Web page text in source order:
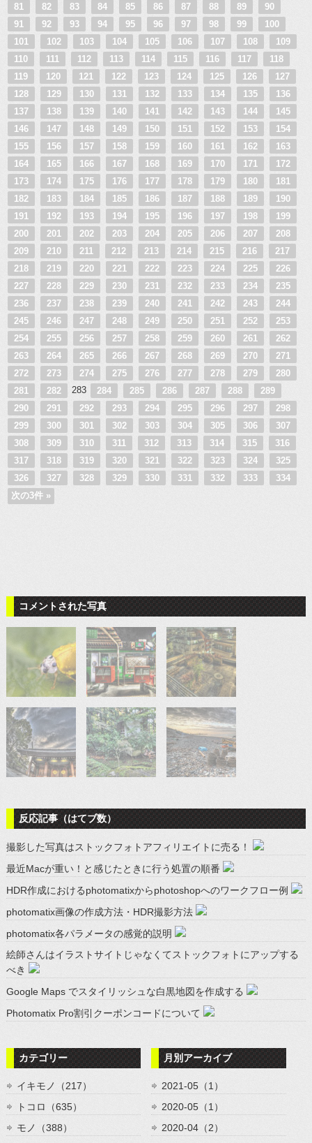
81
82 83 84 85 86 87 88 89
90
91
92 93 94 95 96 97 98 99
100
101
102 103 104 105 106 107 108
109
110
111 112 113 114 115 116 117
118
119
120 121 122 123 124 125 126
127
128
129 130 131 132 133 134 135
136
137
138 139 140 141 142 143 144
145
146
147 148 149 150 151 152 153
154
155
156 157 158 159 160 161 162
163
164
165 166 167 168 169 170 171
172
173
174 175 176 177 178 179 180
181
182
183 184 185 186 187 188 189
190
191
192 193 194 195 196 197 198
199
200
201 202 203 204 205 206 207
208
209
210 211 212 213 214 215 216
217
218
219 220 221 222 223 224 225
226
227
228 229 230 231 232 233 234
235
236
237 238 239 240 241 242 243
244
245
246 247 248 249 250 251 252
253
254
255 256 257 258 259 260 261
262
263
264 265 266 267 268 269 270
271
272
273 274 275 276 277 278 279
280
281
282 283 284 285 286 287 288
289
290
291 292 293 294 295 296 297
298
299
300 301 302 303 304 305 306
307
308
309 310 311 312 313 314 315
316
317
318 319 320 321 322 323 324
325
326
327 328 329 330 331 332 333
334
次の3件 »
コメントされた写真
反応記事（はてブ数）
撮影した写真はストックフォトアフィリエイトに売る！
最近Macが重い！と感じたときに行う処置の順番
HDR作成におけるphotomatixからphotoshopへのワークフロー例
photomatix画像の作成方法・HDR撮影方法
photomatix各パラメータの感覚的説明
絵師さんはイラストサイトじゃなくてストックフォトにアップする
べき
Google Maps でスタイリッシュな白黒地図を作成する
Photomatix Pro割引クーポンコードについて
カテゴリー
イキモノ（217）
トコロ（635）
モノ（388）
月別アーカイブ
2021-05（1）
2020-05（1）
2020-04（2）